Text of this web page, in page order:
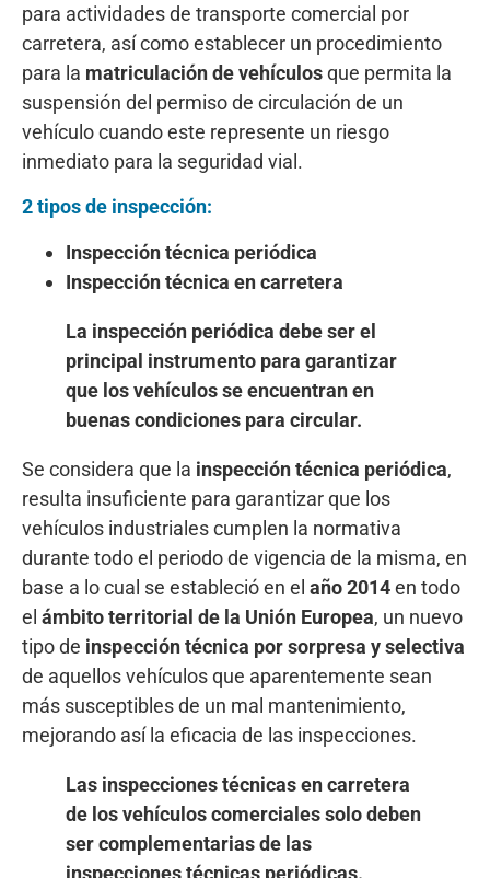
para actividades de transporte comercial por
carretera, así como establecer un procedimiento
para la matriculación de vehículosque permita la
suspensión del permiso de circulación de un
vehículo cuando este represente un riesgo
inmediato para la seguridad vial.
2 tipos de inspección:
Inspección técnica periódica
Inspección técnica en carretera
La inspección periódica debe ser el
principal instrumento para garantizar
que los vehículos se encuentran en
buenas condiciones para circular.
Se considera que la inspección técnica periódica,
resulta insuficiente para garantizar que los
vehículos industriales cumplen la normativa
durante todo el periodo de vigencia de la misma, en
base a lo cual se estableció en el año 2014en todo
el ámbito territorial de la Unión Europea, un nuevo
tipo de inspección técnica por sorpresa y selectiva
de aquellos vehículos que aparentemente sean
más susceptibles de un mal mantenimiento,
mejorando así la eficacia de las inspecciones.
Las inspecciones técnicas en carretera
de los vehículos comerciales solo deben
ser complementarias de las
inspecciones técnicas periódicas.